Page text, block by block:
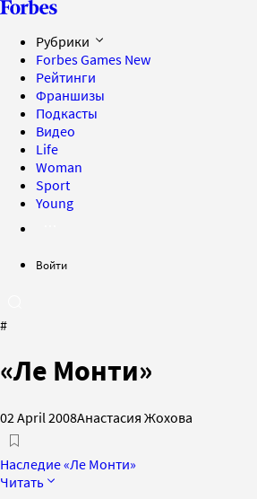
Рубрики
Forbes Games New
Рейтинги
Франшизы
Подкасты
Видео
Life
Woman
Sport
Young
Войти
#
«Ле Монти»
02 April 2008Анастасия Жохова
Наследие «Ле Монти»
Читать